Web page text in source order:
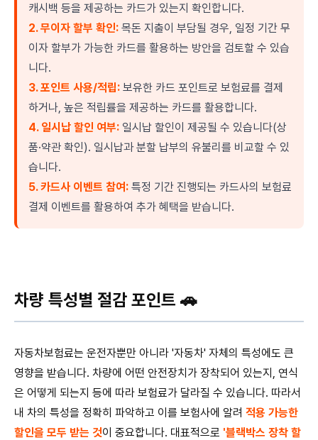
캐시백 등을 제공하는 카드가 있는지 확인합니다.
2. 무이자 할부 확인: 목돈 지출이 부담될 경우, 일정 기간 무
이자 할부가 가능한 카드를 활용하는 방안을 검토할 수 있습
니다.
3. 포인트 사용/적립: 보유한 카드 포인트로 보험료를 결제
하거나, 높은 적립률을 제공하는 카드를 활용합니다.
4. 일시납 할인 여부: 일시납 할인이 제공될 수 있습니다(상
품·약관 확인). 일시납과 분할 납부의 유불리를 비교할 수 있
습니다.
5. 카드사 이벤트 참여: 특정 기간 진행되는 카드사의 보험료
결제 이벤트를 활용하여 추가 혜택을 받습니다.
차량 특성별 절감 포인트 🚗
자동차보험료는 운전자뿐만 아니라 '자동차' 자체의 특성에도 큰
영향을 받습니다. 차량에 어떤 안전장치가 장착되어 있는지, 연식
은 어떻게 되는지 등에 따라 보험료가 달라질 수 있습니다. 따라서
내 차의 특성을 정확히 파악하고 이를 보험사에 알려 적용 가능한
할인을 모두 받는 것이 중요합니다. 대표적으로 '블랙박스 장착 할